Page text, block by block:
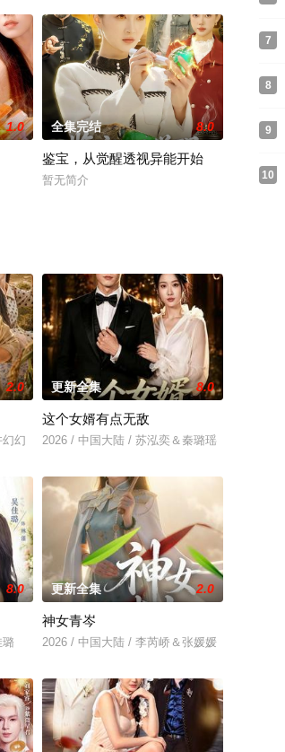
1.0 全集完结 8.0
鉴宝，从觉醒透视异能开始
暂无简介
2.0
幻
更新全集 8.0
这个女婿有点无敌
2026 / 中国大陆 / 苏泓奕＆秦璐瑶
8.0 更新全集 2.0
神女青岑
2026 / 中国大陆 / 李芮峤＆张媛媛
7
8
9
10